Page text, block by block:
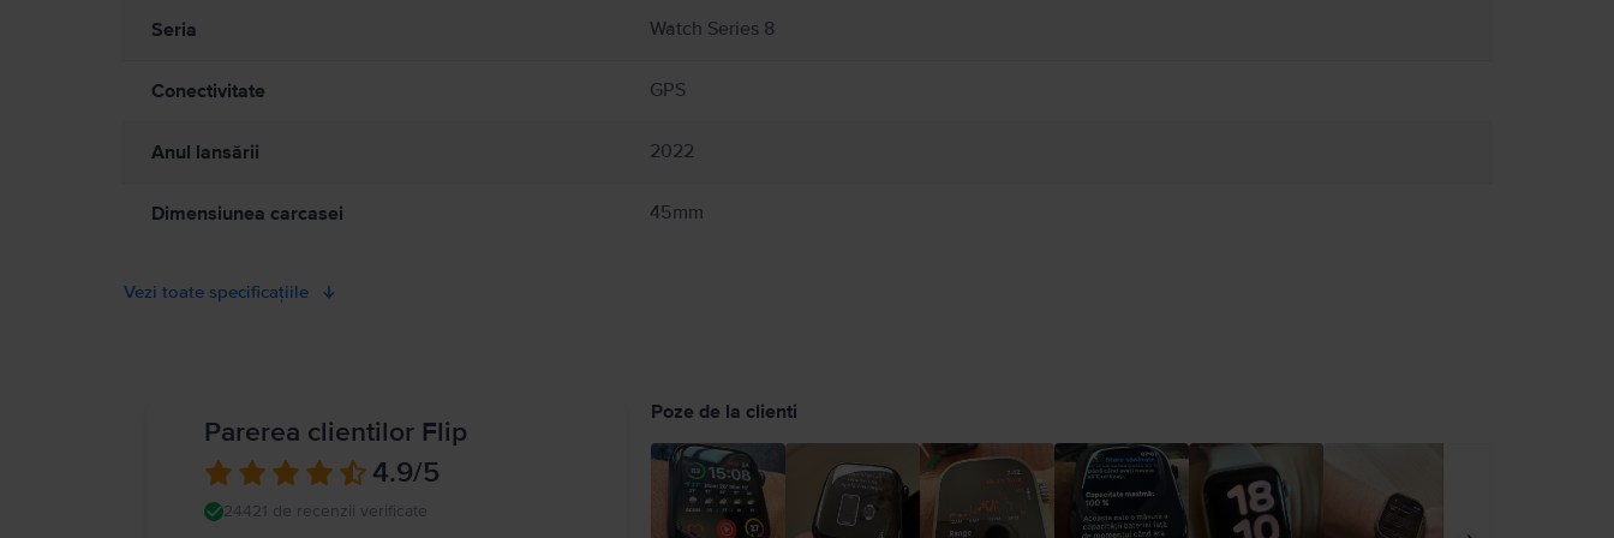
Watch dacă acesta devine neplăcut de cald. Consultați medicul dvs. și producătorul dispozitivului medical pentru informații specifice dispozitivului dvs. medical și pentru a afla dacă trebuie să păstrați o distanță
sigură de separare între dispozitivul dvs. medical și Apple Watch, anumite brățări ale sale și accesoriile magnetice de încărcare Apple Watch. Apple Watch nu este un dispozitiv medical și nu poate înlocui o opinie
Seria Watch Series 8
Conectivitate GPS
Anul lansării 2022
Dimensiunea carcasei 45mm
Vezi toate specificațiile
Parerea clientilor Flip
4.9/5
24421 de recenzii verificate
Poze de la clienti